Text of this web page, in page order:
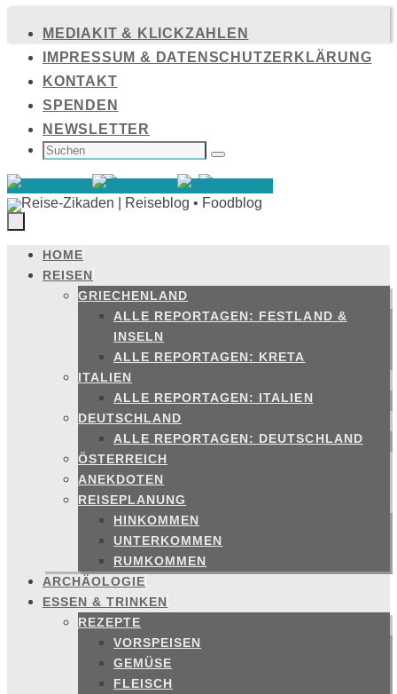
Inhalt
springen
MEDIAKIT & KLICKZAHLEN
IMPRESSUM & DATENSCHUTZERKLÄRUNG
KONTAKT
SPENDEN
NEWSLETTER
SUCHEN
NACH: Suchen
Zum
Inhalt
springen
HOME
REISEN
GRIECHENLAND
ALLE REPORTAGEN: FESTLAND &
INSELN
ALLE REPORTAGEN: KRETA
ITALIEN
ALLE REPORTAGEN: ITALIEN
DEUTSCHLAND
ALLE REPORTAGEN: DEUTSCHLAND
ÖSTERREICH
ANEKDOTEN
REISEPLANUNG
HINKOMMEN
UNTERKOMMEN
RUMKOMMEN
ARCHÄOLOGIE
ESSEN & TRINKEN
REZEPTE
VORSPEISEN
GEMÜSE
FLEISCH